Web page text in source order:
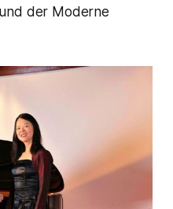
der Moderne